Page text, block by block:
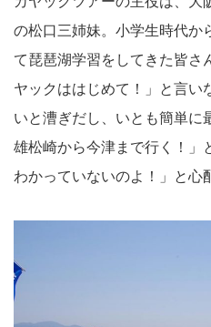
の松口三姉妹。小学生時代か
て琵琶湖学習をしてきた皆さ
ヤックははじめて！」と言い
いと漕ぎだし、いとも簡単に
雄松崎から今津まで行く！」
わかっていないのよ！」と心